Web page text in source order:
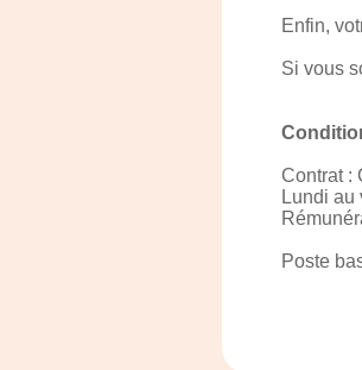
Enfin,
Si vous
Contrat :
Lundi au
Poste